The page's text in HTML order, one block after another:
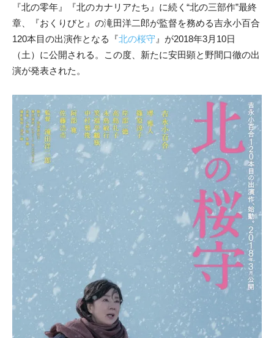
『北の零年』『北のカナリアたち』に続く“北の三部作”最終
章、『おくりびと』の滝田洋二郎が監督を務める吉永小百合
120本目の出演作となる『北の桜守 』が2018年3月10日
（土）に公開される。この度、新たに安田顕と野間口徹の出
演が発表された。